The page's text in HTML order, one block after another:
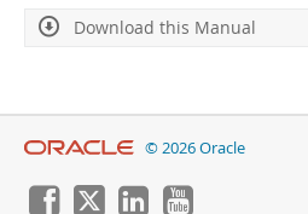
Download this Manual
© 2026 Oracle